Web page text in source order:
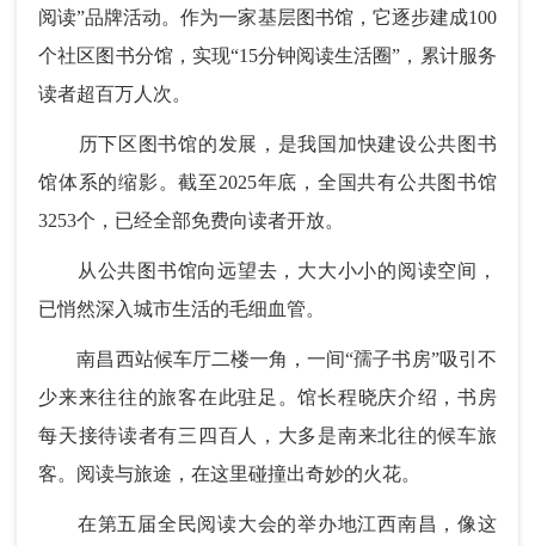
阅读”品牌活动。作为一家基层图书馆，它逐步建成100
个社区图书分馆，实现“15分钟阅读生活圈”，累计服务
读者超百万人次。
历下区图书馆的发展，是我国加快建设公共图书
馆体系的缩影。截至2025年底，全国共有公共图书馆
3253个，已经全部免费向读者开放。
从公共图书馆向远望去，大大小小的阅读空间，
已悄然深入城市生活的毛细血管。
南昌西站候车厅二楼一角，一间“孺子书房”吸引不
少来来往往的旅客在此驻足。馆长程晓庆介绍，书房
每天接待读者有三四百人，大多是南来北往的候车旅
客。阅读与旅途，在这里碰撞出奇妙的火花。
在第五届全民阅读大会的举办地江西南昌，像这